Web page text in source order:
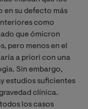
en su defecto más
como
que ómicron
pero menos en el
a priori con una
Sin embargo,
estudios suficientes
clínica.
los casos